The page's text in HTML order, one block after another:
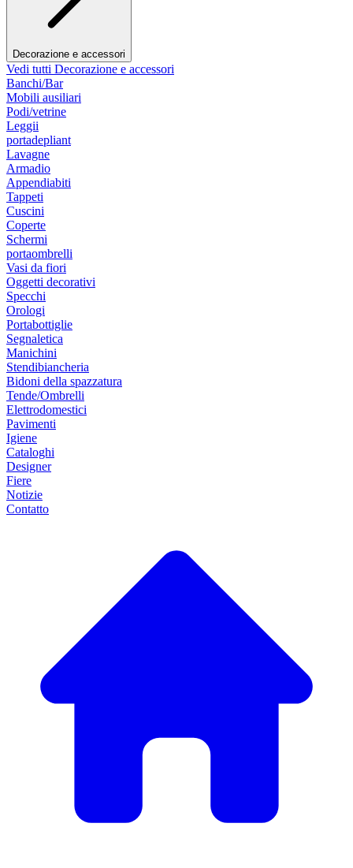
Decorazione e accessori
Vedi tutti Decorazione e accessori
Banchi/Bar
Mobili ausiliari
Podi/vetrine
Leggii
portadepliant
Lavagne
Armadio
Appendiabiti
Tappeti
Cuscini
Coperte
Schermi
portaombrelli
Vasi da fiori
Oggetti decorativi
Specchi
Orologi
Portabottiglie
Segnaletica
Manichini
Stendibiancheria
Bidoni della spazzatura
Tende/Ombrelli
Elettrodomestici
Pavimenti
Igiene
Cataloghi
Designer
Fiere
Notizie
Contatto